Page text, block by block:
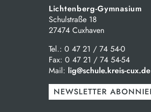
Lichtenberg-Gymnasium
Schulstraße 18
27474 Cuxhaven
Tel.: 0 47 21 / 74 54-0
Fax: 0 47 21 / 74 54-54
Mail: lig@schule.kreis-cux.de